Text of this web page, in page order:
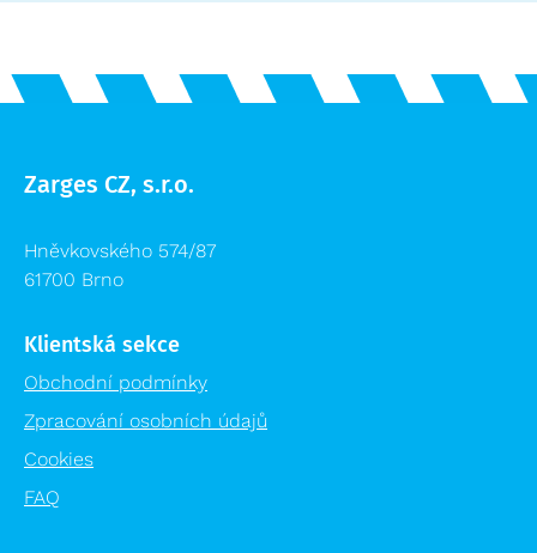
Zarges CZ, s.r.o.
Hněvkovského 574/87
61700 Brno
Klientská sekce
Obchodní podmínky
Zpracování osobních údajů
Cookies
FAQ